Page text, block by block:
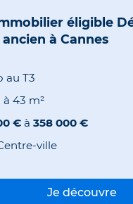
éligible
à Cannes
au T3
à 43 m²
€ à 358 000 €
ville
Je découvre